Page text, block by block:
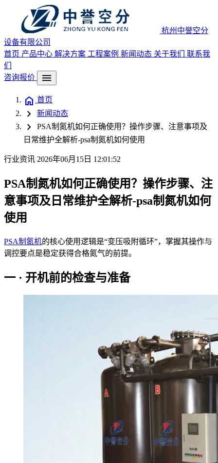
杭州中誉空分
设备有限公司
首页 产品中心 解决方案 工程案例 新闻动态 关于我们 联系我
们
咨询报价
menu
home 首页
chevron_right 新闻动态
chevron_right
PSA制氮机如何正确使用？操作步骤、注意事项及
日常维护全解析-psa制氮机如何使用
行业资讯 2026年06月15日 12:01:52
PSA制氮机如何正确使用？操作步骤、注
意事项及日常维护全解析-psa制氮机如何
使用
PSA制氮机的核心使用逻辑是“变压吸附循环”，掌握其操作与
调控要点是稳定获得合格氮气的前提。
一 · 开机前的检查与准备